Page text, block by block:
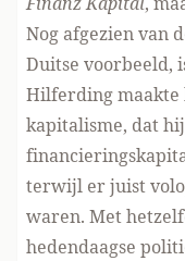
Nog afgezien van
Duitse voorbeeld,
Hilferding
kapitalisme, dat
terwijl er juist
waren. Met
hedendaagse